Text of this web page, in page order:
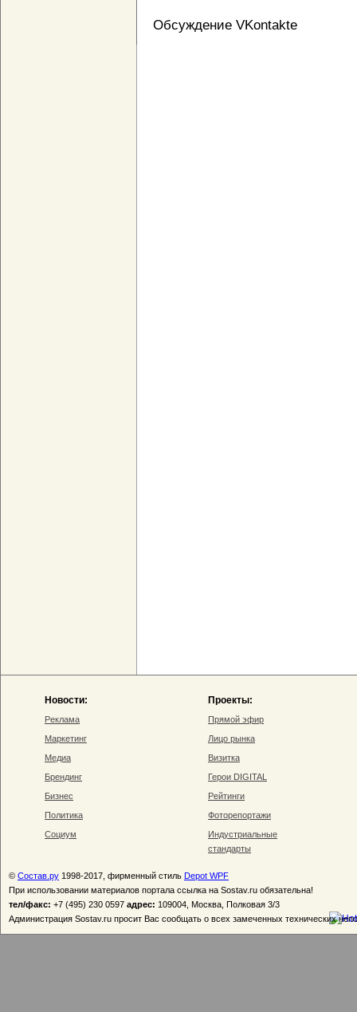
Обсуждение VKontakte
Новости:
Реклама
Маркетинг
Медиа
Брендинг
Бизнес
Политика
Социум
Проекты:
Прямой эфир
Лицо рынка
Визитка
Герои DIGITAL
Рейтинги
Фоторепортажи
Индустриальные
стандарты
© Состав.ру 1998-2017, фирменный стиль Depot WPF
При использовании материалов портала ссылка на Sostav.ru обязательна!
тел/факс: +7 (495) 230 0597 адрес: 109004, Москва, Полковая 3/3
Администрация Sostav.ru просит Вас сообщать о всех замеченных технических